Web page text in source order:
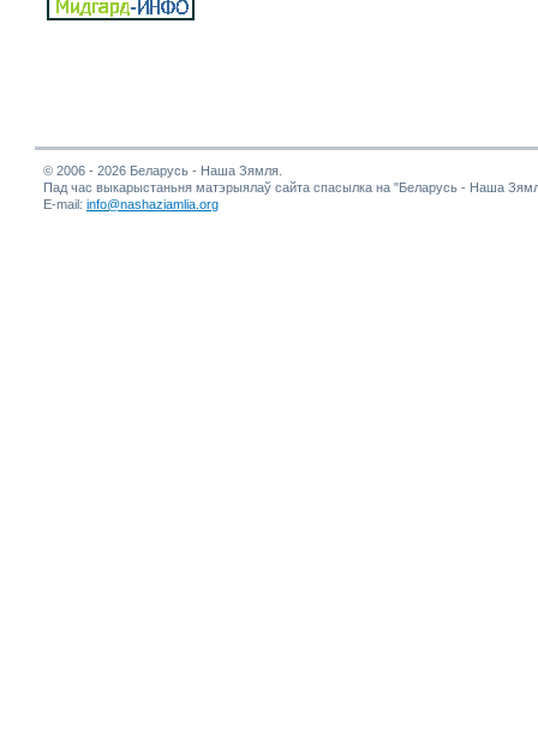
© 2006 - 2026 Беларусь - Наша Зямля.
Пад час выкарыстаньня матэрыялаў сайта спасылка на "Беларусь - Наша
E-mail: info@nashaziamlia.org